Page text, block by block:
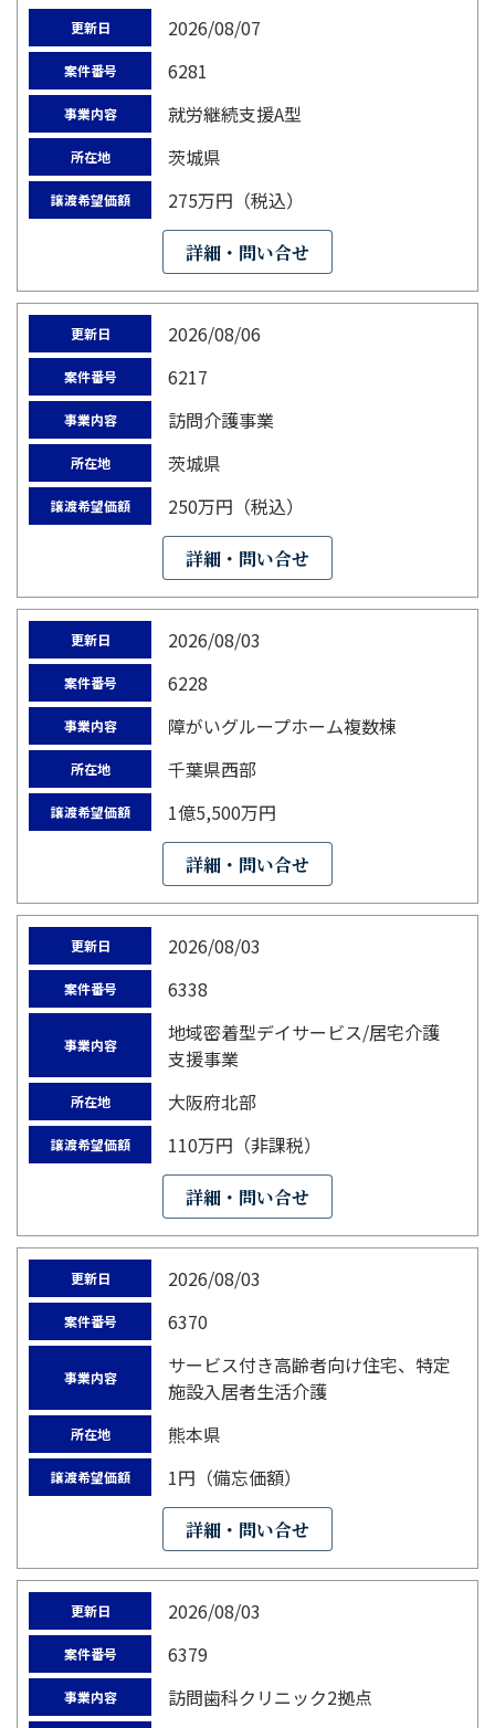
更新日 2026/08/07
案件番号 6281
事業内容 就労継続支援A型
所在地 茨城県
譲渡希望価額 275万円（税込）
詳細・問い合せ
更新日 2026/08/06
案件番号 6217
事業内容 訪問介護事業
所在地 茨城県
譲渡希望価額 250万円（税込）
詳細・問い合せ
更新日 2026/08/03
案件番号 6228
事業内容 障がいグループホーム複数棟
所在地 千葉県西部
譲渡希望価額 1億5,500万円
詳細・問い合せ
更新日 2026/08/03
案件番号 6338
事業内容
地域密着型デイサービス/居宅介護
支援事業
所在地 大阪府北部
譲渡希望価額 110万円（非課税）
詳細・問い合せ
更新日 2026/08/03
案件番号 6370
事業内容
サービス付き高齢者向け住宅、特定
施設入居者生活介護
所在地 熊本県
譲渡希望価額 1円（備忘価額）
詳細・問い合せ
更新日 2026/08/03
案件番号 6379
事業内容
訪問歯科クリニック2拠点